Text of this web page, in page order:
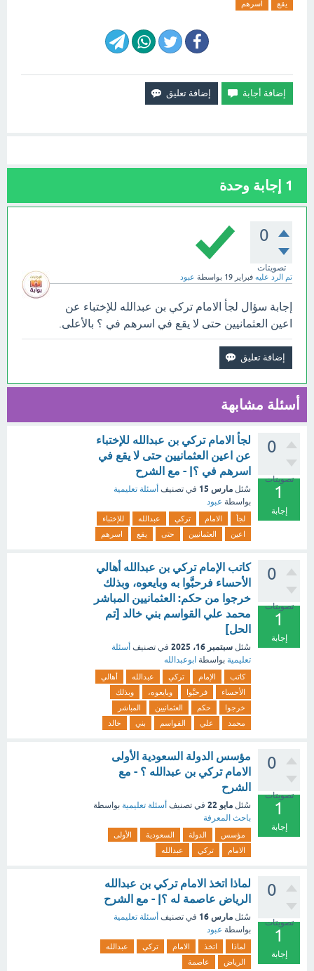
يقع اسرهم
1 إجابة وحدة
0
تصويتات
تم الرد عليه فبراير 19 بواسطة عبود
إجابة سؤال لجأ الامام تركي بن عبدالله للإختباء عن
اعين العثمانيين حتى لا يقع في اسرهم في ؟ بالأعلى.
أسئلة مشابهة
0
تصويتات
1
إجابة
لجأ الامام تركي بن عبدالله للإختباء
عن اعين العثمانيين حتى لا يقع في
اسرهم في ؟| - مع الشرح
سُئل مارس 15 في تصنيف أسئلة تعليمية
بواسطة عبود
لجأ الامام تركي عبدالله
للإختباء
اعين
العثمانيين حتى يقع اسرهم
0
تصويتات
1
إجابة
كاتب الإمام تركي بن عبدالله أهالي
الأحساء فرحبَّوا به وبايعوه، وبذلك
خرجوا من حكم: العثمانيين المباشر
محمد علي القواسم بني خالد [تم
الحل]
سُئل سبتمبر 16، 2025 في تصنيف أسئلة
تعليمية بواسطة ابوعبدالله
كاتب الإمام تركي عبدالله
أهالي
الأحساء
فرحبَّوا وبايعوه،
وبذلك
خرجوا
حكم العثمانيين
المباشر
محمد
علي القواسم بني خالد
0
تصويتات
1
إجابة
مؤسس الدولة السعودية الأولى
الامام تركي بن عبدالله ؟ - مع
الشرح
سُئل مايو 22 في تصنيف أسئلة تعليمية بواسطة
باحث المعرفة
مؤسس الدولة السعودية
الأولى
الامام
تركي عبدالله
0
تصويتات
1
إجابة
لماذا اتخذ الامام تركي بن عبدالله
الرياض عاصمة له ؟| - مع الشرح
سُئل مارس 16 في تصنيف أسئلة تعليمية
بواسطة عبود
لماذا اتخذ الامام تركي
عبدالله
الرياض
عاصمة